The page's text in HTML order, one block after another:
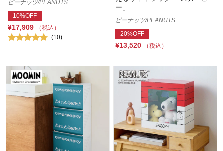
ピーナッツ/PEANUTS
10%OFF
¥17,909
（税込）
(10)
ー」
ピーナッツ/PEANUTS
20%OFF
¥13,520 （税込）